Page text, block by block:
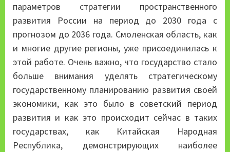
параметров стратегии пространственного
развития России на период до 2030 года с
прогнозом до 2036 года. Смоленская область, как
и многие другие регионы, уже присоединилась к
этой работе. Очень важно, что государство стало
больше внимания уделять стратегическому
государственному планированию развития своей
экономики, как это было в советский период
развития и как это происходит сейчас в таких
государствах, как Китайская Народная
Республика, демонстрирующих наиболее